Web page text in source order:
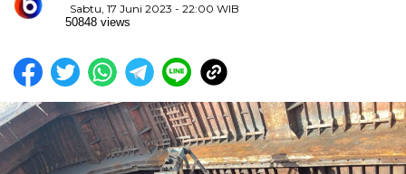
Sabtu, 17 Juni 2023 - 22:00 WIB
50848 views